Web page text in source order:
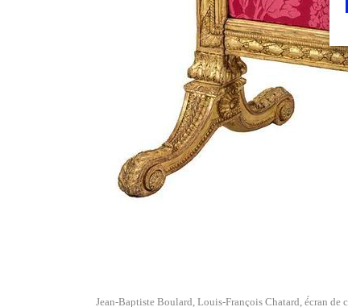
Jean-Baptiste Boulard, Louis-François Chatard, é́cran de